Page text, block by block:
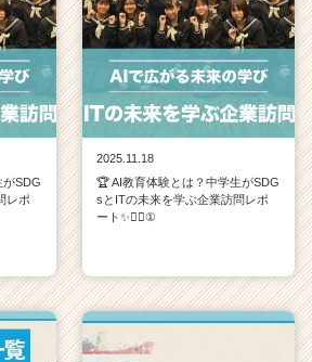
がSDG
レポ
2025.11.18
🏆 AI教育体験とは？中学生がSDG
sとITの未来を学ぶ企業訪問レポ
ート✨💁‍♀️①